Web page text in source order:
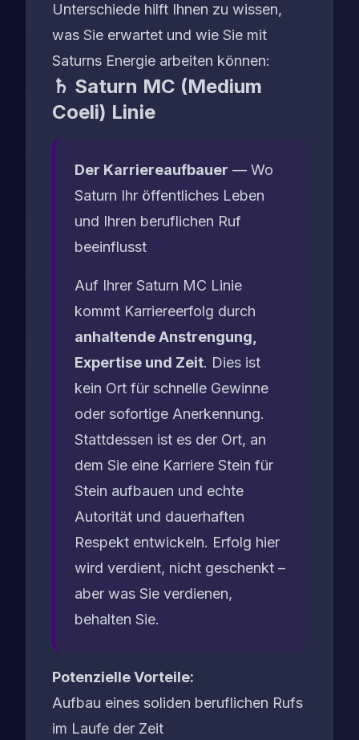
Unterschiede hilft Ihnen zu wissen,
was Sie erwartet und wie Sie mit
Saturns Energie arbeiten können:
♄ Saturn MC (Medium
Coeli) Linie
Der Karriereaufbauer — Wo
Saturn Ihr öffentliches Leben
und Ihren beruflichen Ruf
beeinflusst
Auf Ihrer Saturn MC Linie
kommt Karriereerfolg durch
anhaltende Anstrengung,
Expertise und Zeit. Dies ist
kein Ort für schnelle Gewinne
oder sofortige Anerkennung.
Stattdessen ist es der Ort, an
dem Sie eine Karriere Stein für
Stein aufbauen und echte
Autorität und dauerhaften
Respekt entwickeln. Erfolg hier
wird verdient, nicht geschenkt –
aber was Sie verdienen,
behalten Sie.
Potenzielle Vorteile:
Aufbau eines soliden beruflichen Rufs
im Laufe der Zeit